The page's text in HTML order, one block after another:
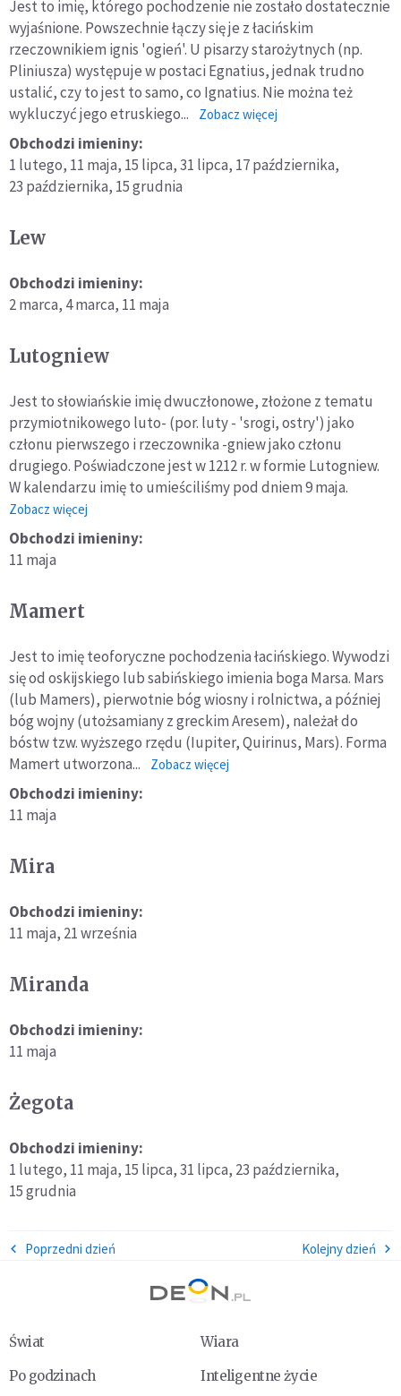
Jest to imię, którego pochodzenie nie zostało dostatecznie
wyjaśnione. Powszechnie łączy się je z łacińskim
rzeczownikiem ignis 'ogień'. U pisarzy starożytnych (np.
Pliniusza) występuje w postaci Egnatius, jednak trudno
ustalić, czy to jest to samo, co Ignatius. Nie można też
wykluczyć jego etruskiego...
Zobacz więcej
Obchodzi imieniny:
1 lutego, 11 maja, 15 lipca,31 lipca, 17 października,
23 października, 15 grudnia
Lew
Obchodzi imieniny:
2 marca, 4 marca, 11 maja
Lutogniew
Jest to słowiańskie imię dwuczłonowe, złożone z tematu
przymiotnikowego luto- (por. luty - 'srogi, ostry') jako
członu pierwszego i rzeczownika -gniew jako członu
drugiego. Poświadczone jest w 1212 r. w formie Lutogniew.
W kalendarzu imię to umieściliśmy pod dniem 9 maja.
Zobacz więcej
Lutogniew
Obchodzi imieniny:
11 maja
Mamert
Jest to imię teoforyczne pochodzenia łacińskiego. Wywodzi
się od oskijskiego lub sabińskiego imienia boga Marsa. Mars
(lub Mamers), pierwotnie bóg wiosny i rolnictwa, a później
bóg wojny (utożsamiany z greckim Aresem), należał do
bóstw tzw. wyższego rzędu (Iupiter, Quirinus, Mars). Forma
Mamert utworzona...
Zobacz więcej
Obchodzi imieniny:
11 maja
Mira
Obchodzi imieniny:
11 maja, 21 września
Miranda
Obchodzi imieniny:
11 maja
Żegota
Obchodzi imieniny:
1 lutego, 11 maja, 15 lipca,31 lipca, 23 października,
15 grudnia
Poprzedni dzień Kolejny dzień
Świat
Wiara
Po godzinach
Inteligentne życie